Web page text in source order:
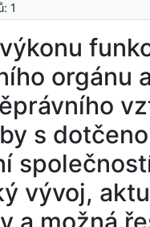
1
orgánu a
s
vývoj,
a možná